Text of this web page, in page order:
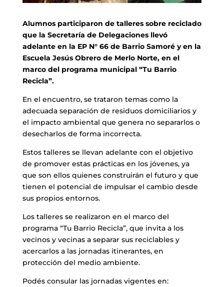
Alumnos participaron de talleres sobre reciclado
que la Secretaría de Delegaciones llevó
adelante en la EP N° 66 de Barrio Samoré y en la
Escuela Jesús Obrero de Merlo Norte, en el
marco del programa municipal “Tu Barrio
Recicla”.
En el encuentro, se trataron temas como la
adecuada separación de residuos domiciliarios y
el impacto ambiental que genera no separarlos o
desecharlos de forma incorrecta.
Estos talleres se llevan adelante con el objetivo
de promover estas prácticas en los jóvenes, ya
que son ellos quienes construirán el futuro y que
tienen el potencial de impulsar el cambio desde
sus propios entornos.
Los talleres se realizaron en el marco del
programa “Tu Barrio Recicla”, que invita a los
vecinos y vecinas a separar sus reciclables y
acercarlos a las jornadas itinerantes, en
protección del medio ambiente.
Podés consular las jornadas vigentes en: